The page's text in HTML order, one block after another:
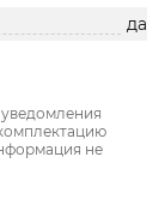
да
не